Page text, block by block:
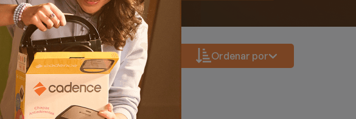
Ordenar por